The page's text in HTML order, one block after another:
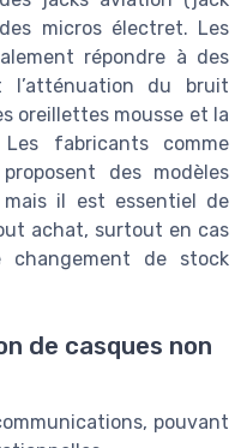
micros électret. Les
répondre à des
l’atténuation du bruit
oreillettes mousse et la
fabricants comme
des modèles
il est essentiel de
achat, surtout en cas
de stock
de casques non
pouvant